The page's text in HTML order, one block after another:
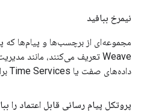
نیمرخ ببافید
مجموعه‌ای از برچسب‌ها و پیام‌ها که
داده‌های صفت یا Time Services برای همگام‌سازی زمان.
پروتکل پیام رسانی قابل اعتماد را